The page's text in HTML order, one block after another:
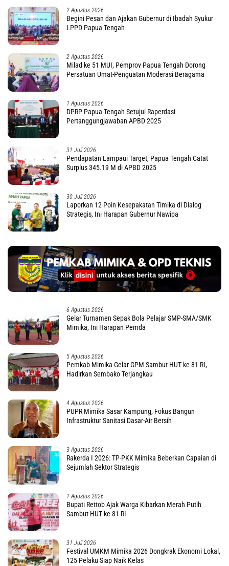
2 Agustus 2026
Begini Pesan dan Ajakan Gubernur di Ibadah Syukur
LPPD Papua Tengah
2 Agustus 2026
Milad ke 51 MUI, Pemprov Papua Tengah Dorong
Persatuan Umat-Penguatan Moderasi Beragama
1 Agustus 2026
DPRP Papua Tengah Setujui Raperdasi
Pertanggungjawaban APBD 2025
31 Juli 2026
Pendapatan Lampaui Target, Papua Tengah Catat
Surplus 345.19 M di APBD 2025
30 Juli 2026
Laporkan 12 Poin Kesepakatan Timika di Dialog
Strategis, Ini Harapan Gubernur Nawipa
6 Agustus 2026
Gelar Turnamen Sepak Bola Pelajar SMP-SMA/SMK
Mimika, Ini Harapan Pemda
5 Agustus 2026
Pemkab Mimika Gelar GPM Sambut HUT ke 81 RI,
Hadirkan Sembako Terjangkau
4 Agustus 2026
PUPR Mimika Sasar Kampung, Fokus Bangun
Infrastruktur Sanitasi Dasar-Air Bersih
3 Agustus 2026
Rakerda I 2026: TP-PKK Mimika Beberkan Capaian di
Sejumlah Sektor Strategis
1 Agustus 2026
Bupati Rettob Ajak Warga Kibarkan Merah Putih
Sambut HUT ke 81 RI
31 Juli 2026
Festival UMKM Mimika 2026 Dongkrak Ekonomi Lokal,
125 Pelaku Siap Naik Kelas